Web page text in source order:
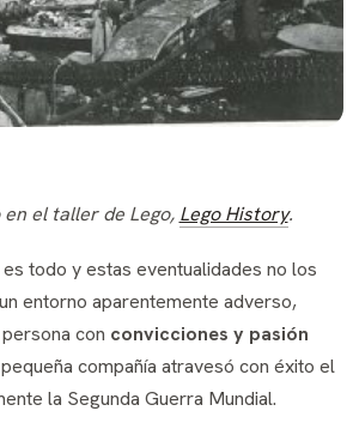
en el taller de Lego, Lego History.
todo y estas eventualidades no los
entorno aparentemente adverso,
con convicciones y pasión
compañía atravesó con éxito el
la Segunda Guerra Mundial.